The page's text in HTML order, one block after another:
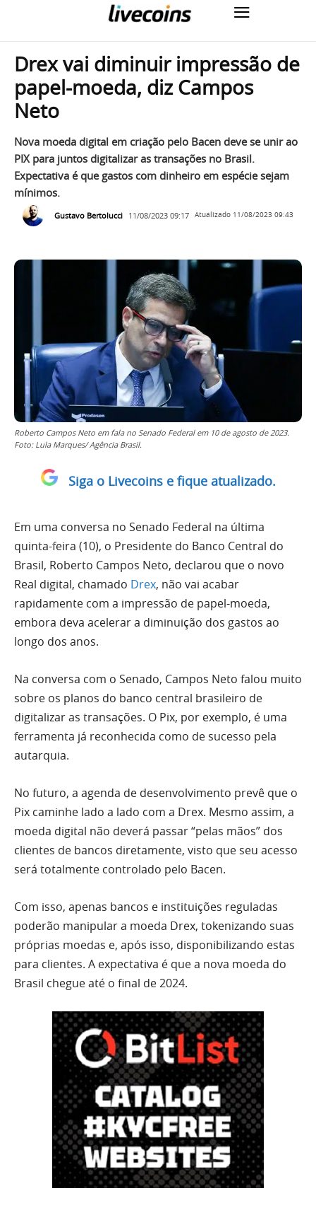
Drex vai diminuir impressão de
papel-moeda, diz Campos
Neto
Nova moeda digital em criação pelo Bacen deve se unir ao
PIX para juntos digitalizar as transações no Brasil.
Expectativa é que gastos com dinheiro em espécie sejam
mínimos.
Gustavo Bertolucci 11/08/2023 09:17 Atualizado 11/08/2023 09:43
Roberto Campos Neto em fala no Senado Federal em 10 de agosto de 2023.
Foto: Lula Marques/ Agência Brasil.
Siga o Livecoins e fique atualizado.
Em uma conversa no Senado Federal na última
quinta-feira (10), o Presidente do Banco Central do
Brasil, Roberto Campos Neto, declarou que o novo
Real digital, chamado Drex, não vai acabar
rapidamente com a impressão de papel-moeda,
embora deva acelerar a diminuição dos gastos ao
longo dos anos.
Na conversa com o Senado, Campos Neto falou muito
sobre os planos do banco central brasileiro de
digitalizar as transações. O Pix, por exemplo, é uma
ferramenta já reconhecida como de sucesso pela
autarquia.
No futuro, a agenda de desenvolvimento prevê que o
Pix caminhe lado a lado com a Drex. Mesmo assim, a
moeda digital não deverá passar “pelas mãos” dos
clientes de bancos diretamente, visto que seu acesso
será totalmente controlado pelo Bacen.
Com isso, apenas bancos e instituições reguladas
poderão manipular a moeda Drex, tokenizando suas
próprias moedas e, após isso, disponibilizando estas
para clientes. A expectativa é que a nova moeda do
Brasil chegue até o final de 2024.